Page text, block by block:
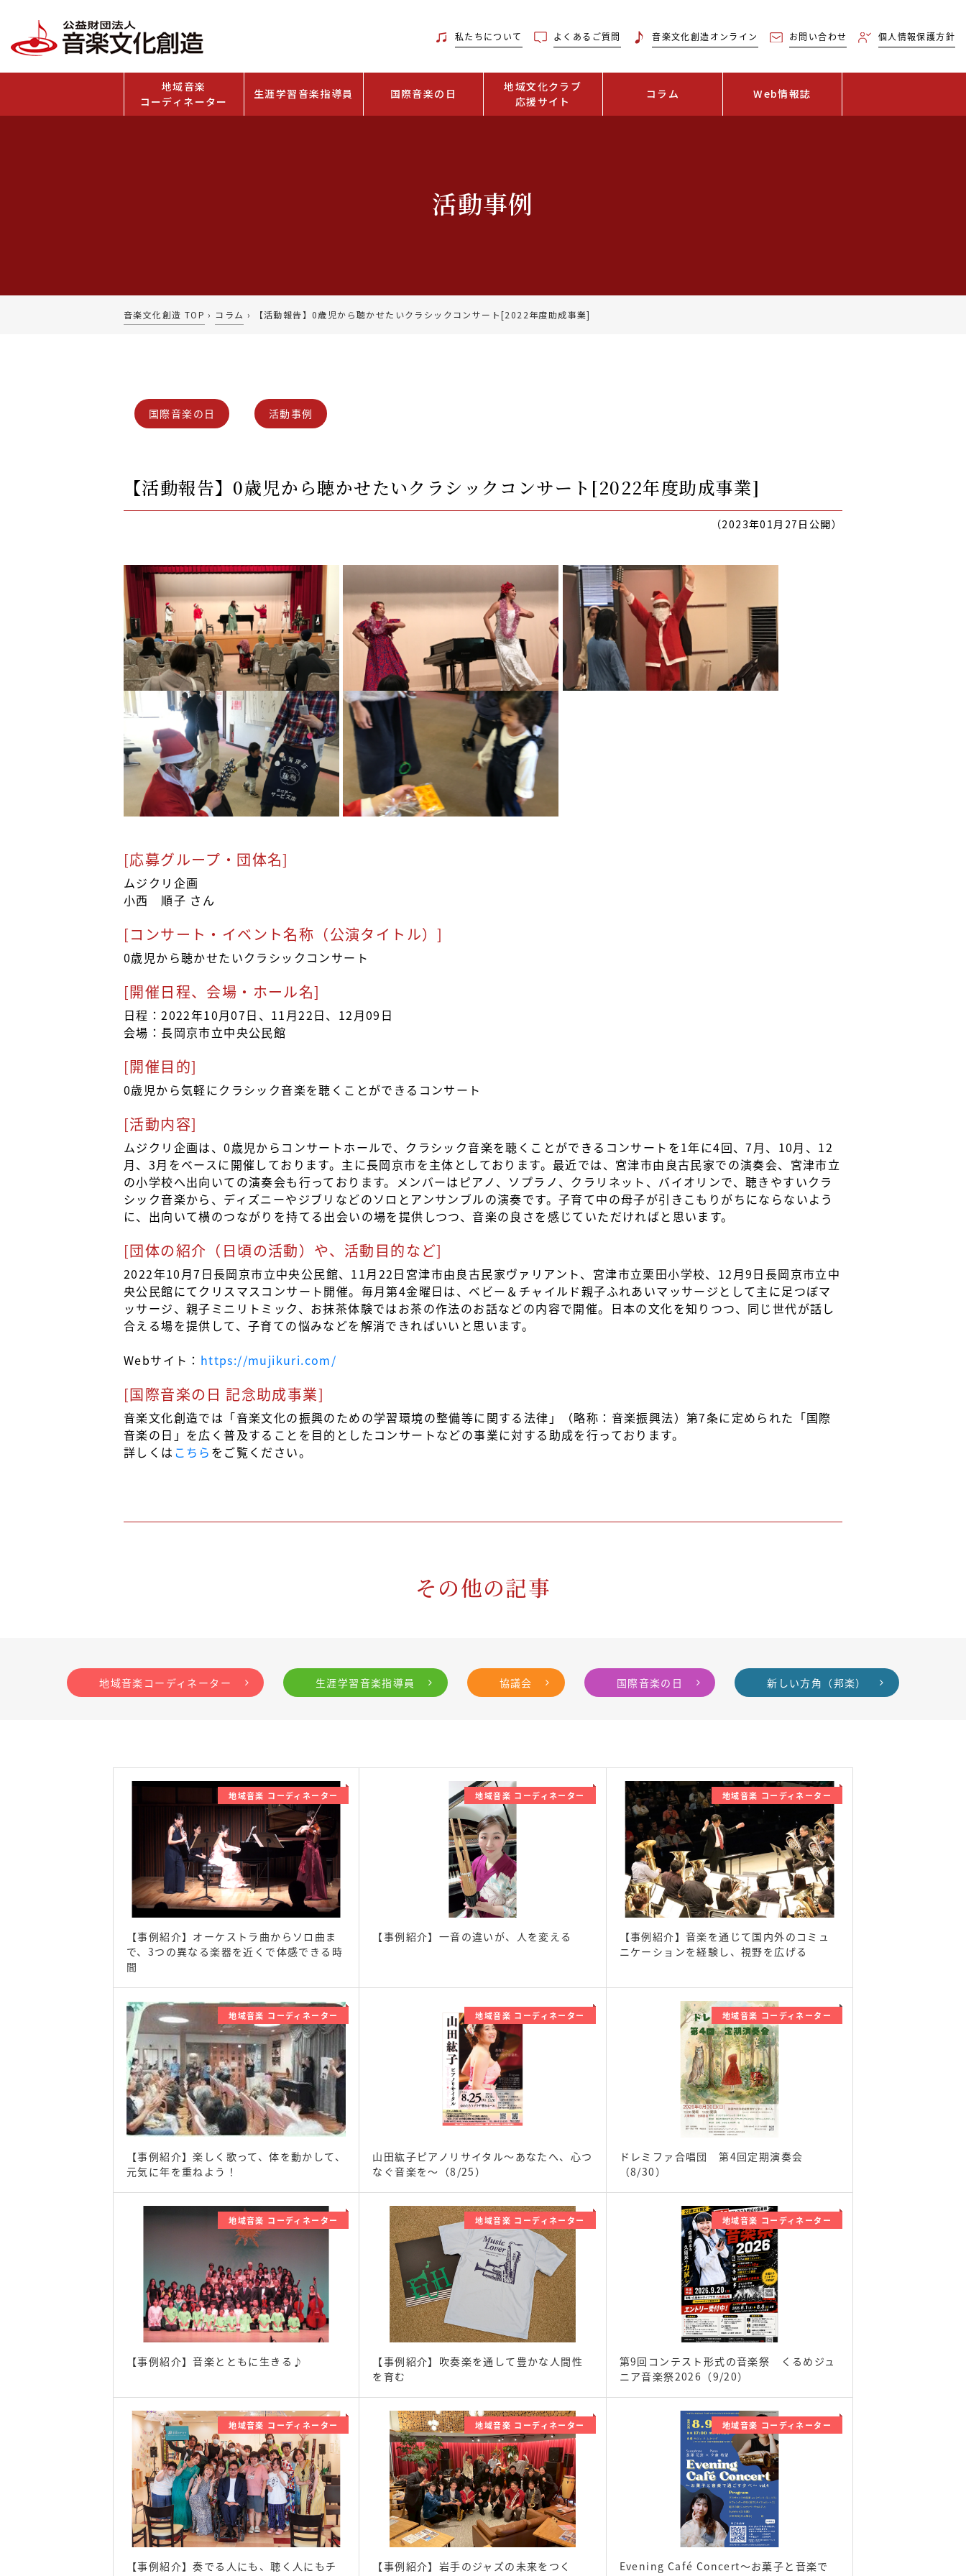
私たちについて よくあるご質問 音楽文化創造オンライン お問い合わせ 個人情報保護方針
地域音楽
コーディネーター
生涯学習音楽指導員 国際音楽の日
地域文化クラブ
応援サイト
コラム Web情報誌
活動事例
音楽文化創造 TOP › コラム › 【活動報告】0歳児から聴かせたいクラシックコンサート[2022年度助成事業]
国際音楽の日 活動事例
【活動報告】0歳児から聴かせたいクラシックコンサート[2022年度助成事業]
（2023年01月27日公開）
[応募グループ・団体名]
ムジクリ企画
小西 順子 さん
[コンサート・イベント名称（公演タイトル）]
0歳児から聴かせたいクラシックコンサート
[開催日程、会場・ホール名]
日程：2022年10月07日、11月22日、12月09日
会場：長岡京市立中央公民館
[開催目的]
0歳児から気軽にクラシック音楽を聴くことができるコンサート
[活動内容]
ムジクリ企画は、0歳児からコンサートホールで、クラシック音楽を聴くことができるコンサートを1年に4回、7月、10月、12
月、3月をベースに開催しております。主に長岡京市を主体としております。最近では、宮津市由良古民家での演奏会、宮津市立
の小学校へ出向いての演奏会も行っております。メンバーはピアノ、ソプラノ、クラリネット、バイオリンで、聴きやすいクラ
シック音楽から、ディズニーやジブリなどのソロとアンサンブルの演奏です。子育て中の母子が引きこもりがちにならないよう
に、出向いて横のつながりを持てる出会いの場を提供しつつ、音楽の良さを感じていただければと思います。
[団体の紹介（日頃の活動）や、活動目的など]
2022年10月7日長岡京市立中央公民館、11月22日宮津市由良古民家ヴァリアント、宮津市立栗田小学校、12月9日長岡京市立中
央公民館にてクリスマスコンサート開催。毎月第4金曜日は、ベビー＆チャイルド親子ふれあいマッサージとして主に足つぼマ
ッサージ、親子ミニリトミック、お抹茶体験ではお茶の作法のお話などの内容で開催。日本の文化を知りつつ、同じ世代が話し
合える場を提供して、子育ての悩みなどを解消できればいいと思います。
Webサイト： https://mujikuri.com/
[国際音楽の日 記念助成事業]
音楽文化創造では「音楽文化の振興のための学習環境の整備等に関する法律」（略称：音楽振興法）第7条に定められた「国際
音楽の日」を広く普及することを目的としたコンサートなどの事業に対する助成を行っております。
詳しくは こちら をご覧ください。
その他の記事
地域音楽コーディネーター 生涯学習音楽指導員 協議会 国際音楽の日 新しい方角（邦楽）
地域音楽 コーディネーター
【事例紹介】オーケストラ曲からソロ曲ま
で、3つの異なる楽器を近くで体感できる時
間
地域音楽 コーディネーター
【事例紹介】一音の違いが、人を変える
地域音楽 コーディネーター
【事例紹介】音楽を通じて国内外のコミュ
ニケーションを経験し、視野を広げる
地域音楽 コーディネーター
【事例紹介】楽しく歌って、体を動かして、
元気に年を重ねよう！
地域音楽 コーディネーター
山田紘子ピアノリサイタル～あなたへ、心つ
なぐ音楽を～（8/25）
地域音楽 コーディネーター
ドレミファ合唱団 第4回定期演奏会
（8/30）
地域音楽 コーディネーター
【事例紹介】音楽とともに生きる♪
地域音楽 コーディネーター
【事例紹介】吹奏楽を通して豊かな人間性
を育む
地域音楽 コーディネーター
第9回コンテスト形式の音楽祭 くるめジュ
ニア音楽祭2026（9/20）
地域音楽 コーディネーター
【事例紹介】奏でる人にも、聴く人にもチ
地域音楽 コーディネーター
【事例紹介】岩手のジャズの未来をつく
地域音楽 コーディネーター
Evening Café Concert〜お菓子と音楽で